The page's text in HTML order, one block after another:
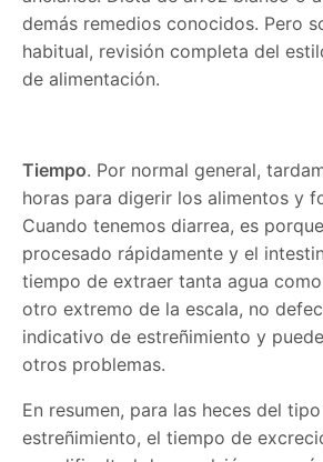
demás remedios conocidos. Pero
habitual, revisión completa del
de alimentación.
Tiempo. Por normal general,
horas para digerir los alimentos y
Cuando tenemos diarrea, es
procesado rápidamente y el
tiempo de extraer tanta agua
otro extremo de la escala, no
indicativo de estreñimiento y
otros problemas.
En resumen, para las heces del
estreñimiento, el tiempo de